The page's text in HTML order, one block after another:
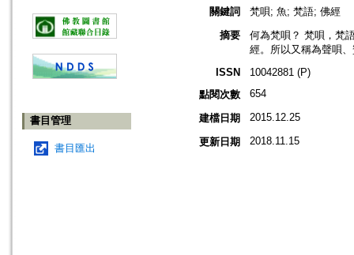
書目管理
書目匯出
關鍵詞
梵唄; 魚; 梵語; 佛經
摘要
何為梵唄？ 梵唄，梵
經。所以又稱為聲唄
ISSN
10042881 (P)
點閱次數
654
建檔日期 2015.12.25
更新日期 2018.11.15